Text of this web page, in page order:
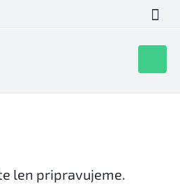
košík
len pripravujeme.